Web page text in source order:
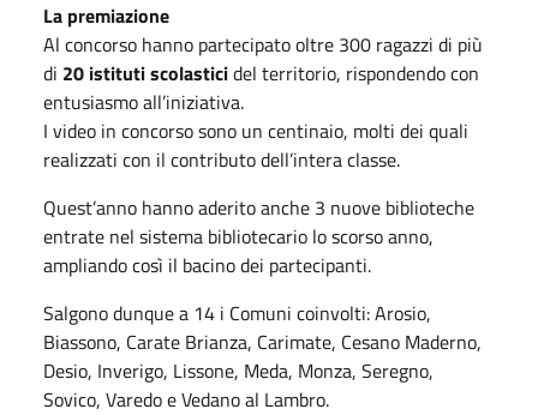
La premiazione
Al concorso hanno partecipato oltre 300 ragazzi di più
di 20 istituti scolasticidel territorio, rispondendo con
entusiasmo all’iniziativa.
I video in concorso sono un centinaio, molti dei quali
realizzati con il contributo dell’intera classe.
Quest’anno hanno aderito anche 3 nuove biblioteche
entrate nel sistema bibliotecario lo scorso anno,
ampliando così il bacino dei partecipanti.
Salgono dunque a 14 i Comuni coinvolti: Arosio,
Biassono, Carate Brianza, Carimate, Cesano Maderno,
Desio, Inverigo, Lissone, Meda, Monza, Seregno,
Sovico, Varedo e Vedano al Lambro.